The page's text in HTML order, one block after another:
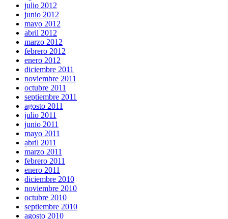
julio 2012
junio 2012
mayo 2012
abril 2012
marzo 2012
febrero 2012
enero 2012
diciembre 2011
noviembre 2011
octubre 2011
septiembre 2011
agosto 2011
julio 2011
junio 2011
mayo 2011
abril 2011
marzo 2011
febrero 2011
enero 2011
diciembre 2010
noviembre 2010
octubre 2010
septiembre 2010
agosto 2010